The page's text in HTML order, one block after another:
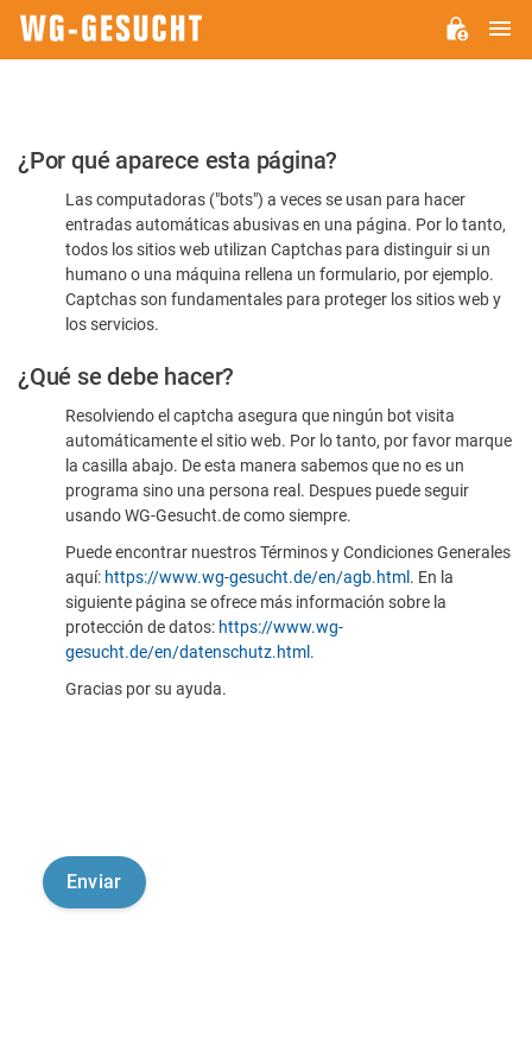
Por
favor,
confirme
humano
¿Por qué aparece esta página?
Las computadoras ("bots") a veces se usan para hacer
entradas automáticas abusivas en una página. Por lo tanto,
todos los sitios web utilizan Captchas para distinguir si un
humano o una máquina rellena un formulario, por ejemplo.
Captchas son fundamentales para proteger los sitios web y
los servicios.
¿Qué se debe hacer?
Resolviendo el captcha asegura que ningún bot visita
automáticamente el sitio web. Por lo tanto, por favor marque
la casilla abajo. De esta manera sabemos que no es un
programa sino una persona real. Despues puede seguir
usando WG-Gesucht.de como siempre.
Puede encontrar nuestros Términos y Condiciones Generales
aquí: https://www.wg-gesucht.de/en/agb.html . En la
siguiente página se ofrece más información sobre la
protección de datos: https://www.wg-
gesucht.de/en/datenschutz.html .
Gracias por su ayuda.